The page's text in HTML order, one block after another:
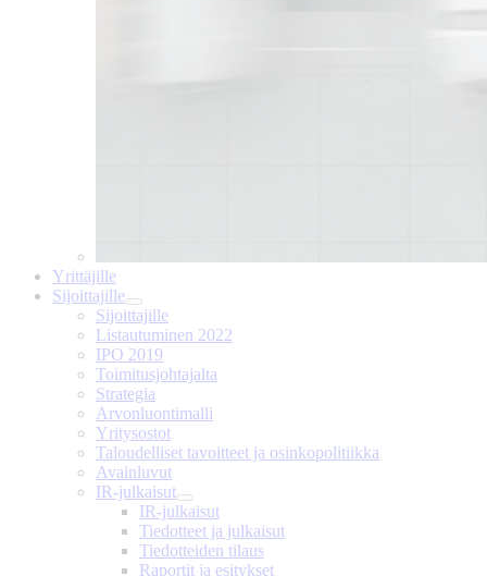
Yrittäjille
Sijoittajille
Sijoittajille
Listautuminen 2022
IPO 2019
Toimitusjohtajalta
Strategia
Arvonluontimalli
Yritysostot
Taloudelliset tavoitteet ja osinkopolitiikka
Avainluvut
IR-julkaisut
IR-julkaisut
Tiedotteet ja julkaisut
Tiedotteiden tilaus
Raportit ja esitykset